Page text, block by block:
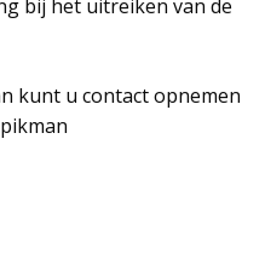
bij het uitreiken van de
kunt u contact opnemen